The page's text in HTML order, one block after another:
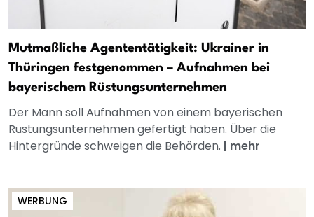
Mutmaßliche Agententätigkeit: Ukrainer in
Thüringen festgenommen – Aufnahmen bei
bayerischem Rüstungsunternehmen
Der Mann soll Aufnahmen von einem bayerischen
Rüstungsunternehmen gefertigt haben. Über die
Hintergründe schweigen die Behörden. | mehr
WERBUNG